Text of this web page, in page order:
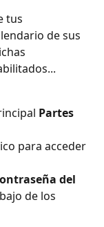
tus
de sus
Partes
para acceder
del
de los